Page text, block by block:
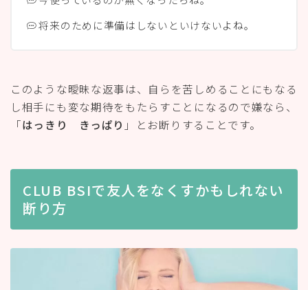
将来のために準備はしないといけないよね。
このような曖昧な返事は、自らを苦しめることにもなる
し相手にも変な期待をもたらすことになるので嫌なら、
「はっきり きっぱり 」とお断りすることです。
CLUB BSIで友人をなくすかもしれない
断り方